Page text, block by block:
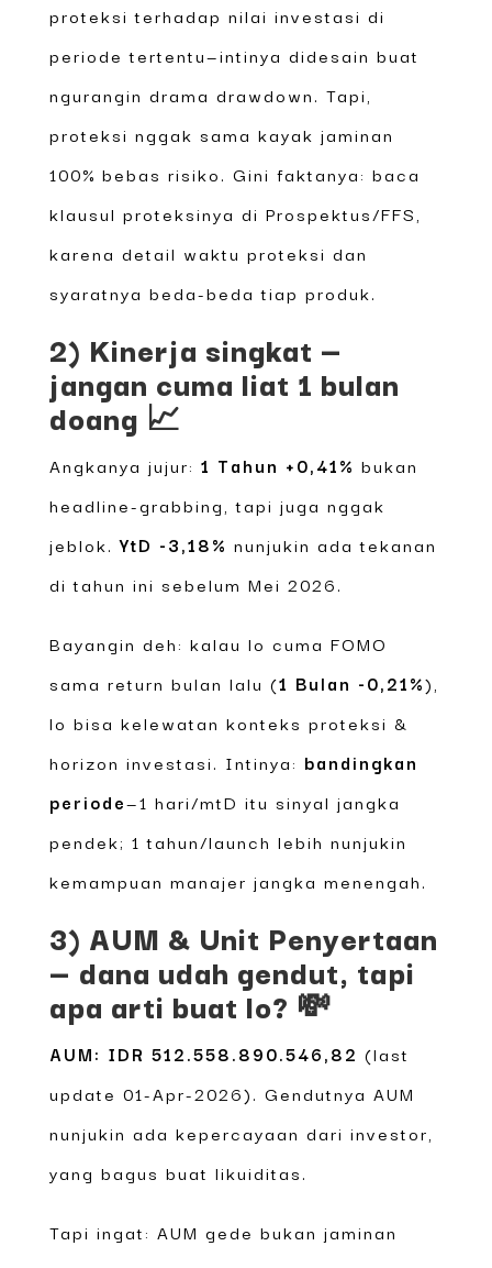
proteksi terhadap nilai investasi di
periode tertentu—intinya didesain buat
ngurangin drama drawdown. Tapi,
proteksi nggak sama kayak jaminan
100% bebas risiko. Gini faktanya: baca
klausul proteksinya di Prospektus/FFS,
karena detail waktu proteksi dan
syaratnya beda-beda tiap produk.
2) Kinerja singkat —
jangan cuma liat 1 bulan
doang 📈
Angkanya jujur: 1 Tahun +0,41% bukan
headline-grabbing, tapi juga nggak
jeblok.YtD -3,18% nunjukin ada tekanan
di tahun ini sebelum Mei 2026.
Bayangin deh: kalau lo cuma FOMO
sama return bulan lalu (1 Bulan -0,21%),
lo bisa kelewatan konteks proteksi &
horizon investasi. Intinya: bandingkan
periode—1 hari/mtD itu sinyal jangka
pendek; 1 tahun/launch lebih nunjukin
kemampuan manajer jangka menengah.
3) AUM & Unit Penyertaan
— dana udah gendut, tapi
apa arti buat lo? 💸
AUM: IDR 512.558.890.546,82 (last
update 01-Apr-2026). Gendutnya AUM
nunjukin ada kepercayaan dari investor,
yang bagus buat likuiditas.
Tapi ingat: AUM gede bukan jaminan